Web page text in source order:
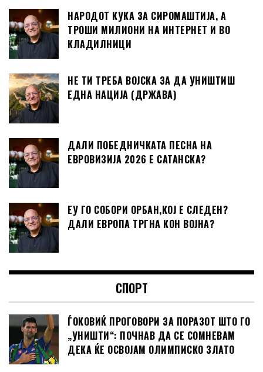
НАРОДОТ КУКА ЗА СИРОМАШТИЈА, А
ТРОШИ МИЛИОНИ НА ИНТЕРНЕТ И ВО
КЛАДИЛНИЦИ
НЕ ТИ ТРЕБА ВОЈСКА ЗА ДА УНИШТИШ
ЕДНА НАЦИЈА (ДРЖАВА)
ДАЛИ ПОБЕДНИЧКАТА ПЕСНА НА
ЕВРОВИЗИЈА 2026 Е САТАНСКА?
ЕУ ГО СОБОРИ ОРБАН,КОЈ Е СЛЕДЕН?
ДАЛИ ЕВРОПА ТРГНА КОН ВОЈНА?
СПОРТ
ЃОКОВИЌ ПРОГОВОРИ ЗА ПОРАЗОТ ШТО ГО
„УНИШТИ“: ПОЧНАВ ДА СЕ СОМНЕВАМ
ДЕКА ЌЕ ОСВОЈАМ ОЛИМПИСКО ЗЛАТО